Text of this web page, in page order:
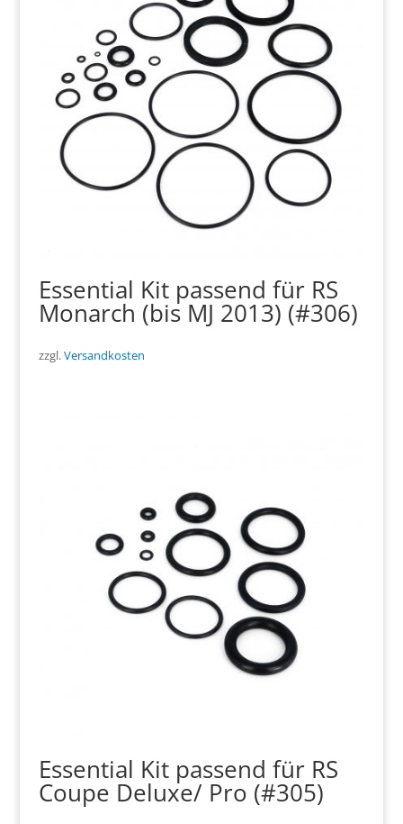
Essential Kit passend für RS
Monarch (bis MJ 2013) (#306)
zzgl.Versandkosten
Essential Kit passend für RS
Coupe Deluxe/ Pro (#305)